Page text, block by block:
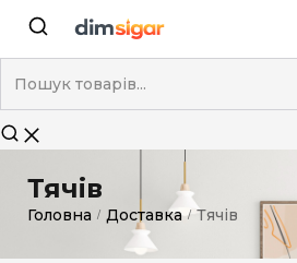
Тячів
Головна / Доставка / Тячів